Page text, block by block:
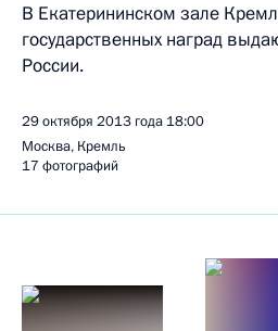
В Екатерининском зале
государственных наград
России.
29 октября 2013 года 18:00
Москва, Кремль
17 фотографий